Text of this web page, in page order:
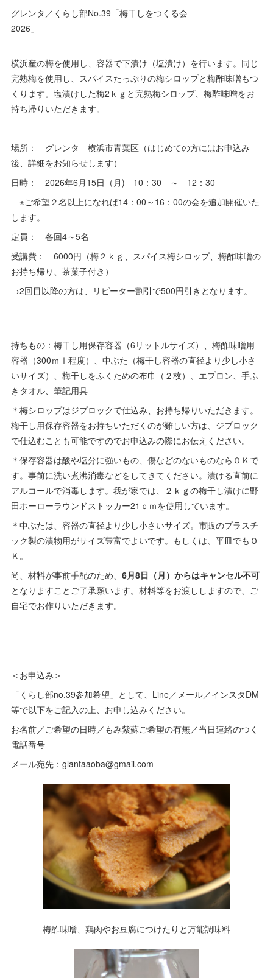
グレンタ／くらし部No.39「梅干しをつくる会
2026」
横浜産の梅を使用し、容器で下漬け（塩漬け）を行います。同じ
完熟梅を使用し、スパイスたっぷりの梅シロップと梅酢味噌もつ
くります。塩漬けした梅2ｋｇと完熟梅シロップ、梅酢味噌をお
持ち帰りいただきます。
場所： グレンタ 横浜市青葉区（はじめての方にはお申込み
後、詳細をお知らせします）
日時： 2026年6月15日（月) 10：30 ～ 12：30
※ご希望２名以上になれば14：00～16：00の会を追加開催いた
します。
定員： 各回4～5名
受講費： 6000円（梅２ｋｇ、スパイス梅シロップ、梅酢味噌の
お持ち帰り、茶菓子付き）
→2回目以降の方は、リピーター割引で500円引きとなります。
持ちもの：梅干し用保存容器（6リットルサイズ）、梅酢味噌用
容器（300ｍｌ程度）、中ぶた（梅干し容器の直径より少し小さ
いサイズ）、梅干しをふくための布巾（２枚）、エプロン、手ふ
きタオル、筆記用具
＊梅シロップはジプロックで仕込み、お持ち帰りいただきます。
梅干し用保存容器をお持ちいただくのが難しい方は、ジプロック
で仕込むことも可能ですのでお申込みの際にお伝えください。
＊保存容器は酸や塩分に強いもの、傷などのないものならＯＫで
す。事前に洗い煮沸消毒などをしてきてください。漬ける直前に
アルコールで消毒します。我が家では、２ｋｇの梅干し漬けに野
田ホーローラウンドストッカー21ｃｍを使用しています。
＊中ぶたは、容器の直径より少し小さいサイズ。市販のプラスチ
ック製の漬物用がサイズ豊富でよいです。もしくは、平皿でもＯ
Ｋ。
尚、材料が事前手配のため、6月8日（月）からはキャンセル不可
となりますことご了承願います。材料等をお渡ししますので、ご
自宅でお作りいただきます。
＜お申込み＞
「くらし部no.39参加希望」として、Line／メール／インスタDM
等で以下をご記入の上、お申し込みください。
お名前／ご希望の日時／もみ紫蘇ご希望の有無／当日連絡のつく
電話番号
メール宛先：glantaaoba@gmail.com
梅酢味噌、鶏肉やお豆腐につけたりと万能調味料